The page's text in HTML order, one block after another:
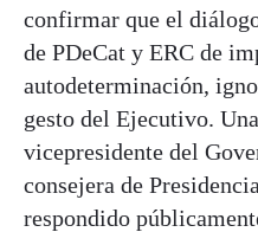
confirmar que el
de PDeCat y ERC de
autodeterminación,
gesto del Ejecutivo.
vicepresidente del
consejera de
respondido